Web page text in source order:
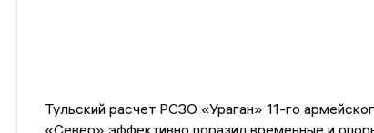
Тульский расчет РСЗО «Ураган» 11-го